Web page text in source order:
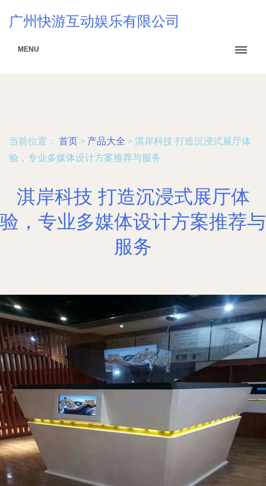
广州快游互动娱乐有限公司
MENU
当前位置： 首页 > 产品大全 > 淇岸科技 打造沉浸式展厅体
验，专业多媒体设计方案推荐与服务
淇岸科技 打造沉浸式展厅体
验，专业多媒体设计方案推荐与
服务